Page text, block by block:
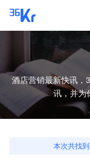
酒店营销最新快讯，
讯，并为
本次共找到